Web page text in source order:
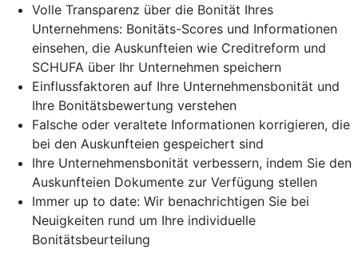
Volle Transparenz über die Bonität Ihres
Unternehmens: Bonitäts-Scores und Informationen
einsehen, die Auskunfteien wie Creditreform und
SCHUFA über Ihr Unternehmen speichern
Einflussfaktoren auf Ihre Unternehmensbonität und
Ihre Bonitätsbewertung verstehen
Falsche oder veraltete Informationen korrigieren, die
bei den Auskunfteien gespeichert sind
Ihre Unternehmensbonität verbessern, indem Sie den
Auskunfteien Dokumente zur Verfügung stellen
Immer up to date: Wir benachrichtigen Sie bei
Neuigkeiten rund um Ihre individuelle
Bonitätsbeurteilung